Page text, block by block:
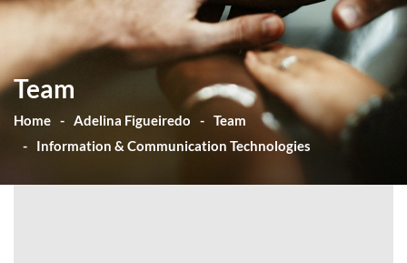
Team
Home Adelina Figueiredo
Team
Information & Communication Technologies